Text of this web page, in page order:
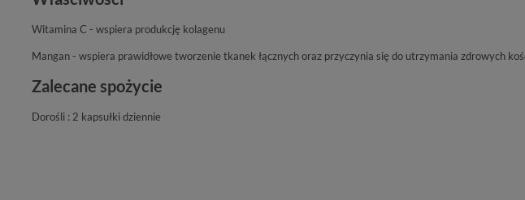
Witamina C - wspiera produkcję kolagenu
Mangan - wspiera prawidłowe tworzenie tkanek łącznych oraz przyczynia się do utrzymania zdrowych
Zalecane spożycie
Dorośli : 2 kapsułki dziennie